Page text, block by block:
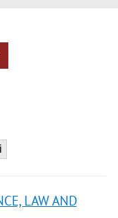
LAW AND